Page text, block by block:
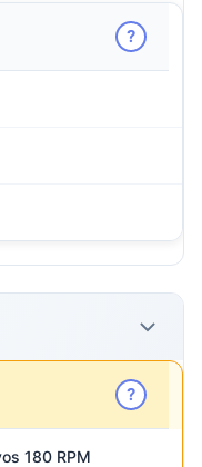
?
?
180 RPM